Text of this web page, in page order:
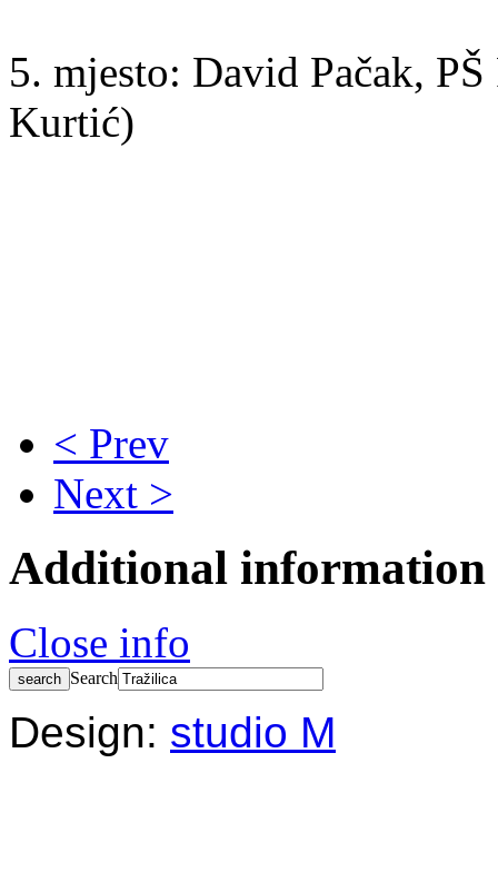
5. mjesto: David Pačak,
Kurtić)
< Prev
Next >
Additional information
Close info
Search
Design: studio M